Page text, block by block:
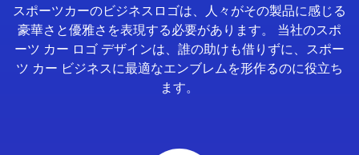
スポーツカーのビジネスロゴは、人々がその製品に感じる
豪華さと優雅さを表現する必要があります。 当社のスポ
ーツ カー ロゴ デザインは、誰の助けも借りずに、スポー
ツ カー ビジネスに最適なエンブレムを形作るのに役立ち
ます。